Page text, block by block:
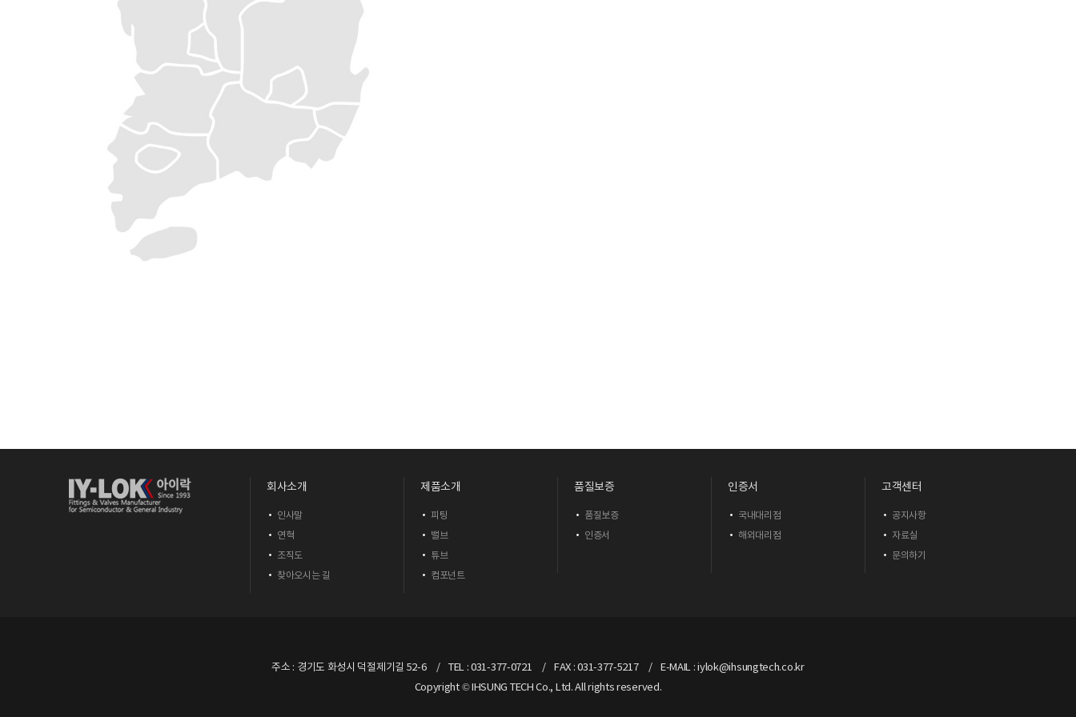
회사소개
인사말
연혁
조직도
찾아오시는 길
제품소개
피팅
밸브
튜브
컴포넌트
품질보증
품질보증
인증서
인증서
국내대리점
해외대리점
고객센터
공지사항
자료실
문의하기
주소 : 경기도 화성시 덕절제기길 52-6 TEL : 031-377-0721 FAX : 031-377-5217
E-MAIL : iylok@ihsungtech.co.kr
Copyright © IHSUNG TECH Co., Ltd. All rights reserved.